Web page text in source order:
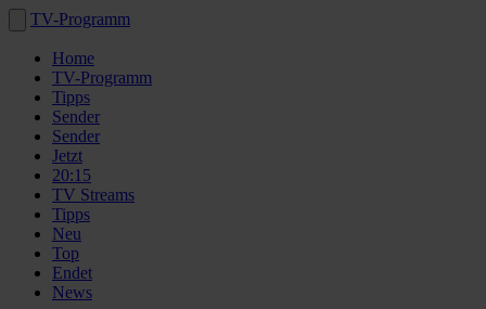
TV-Programm
Home
TV-Programm
Tipps
Sender
Sender
Jetzt
20:15
TV Streams
Tipps
Neu
Top
Endet
News